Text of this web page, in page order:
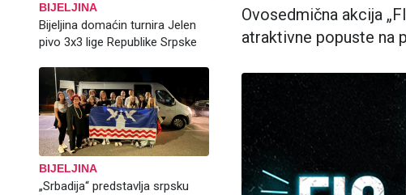
BIJELJINA
Bijeljina domaćin turnira Jelen
pivo 3x3 lige Republike Srpske
BIJELJINA
„Srbadija“ predstavlja srpsku
Ovosedmična akcija
atraktivne popuste na